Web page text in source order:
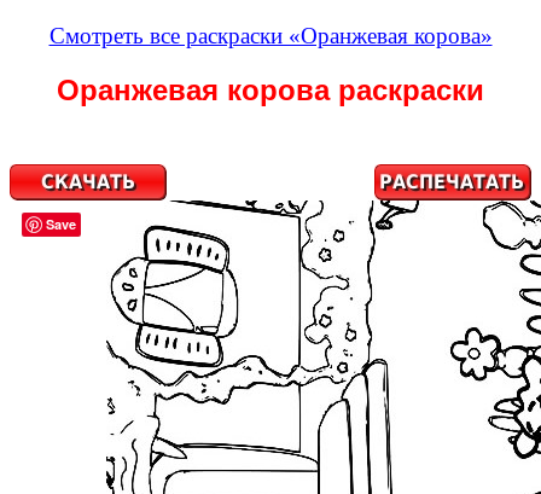
Смотреть все раскраски «Оранжевая корова»
Оранжевая корова раскраски
Save